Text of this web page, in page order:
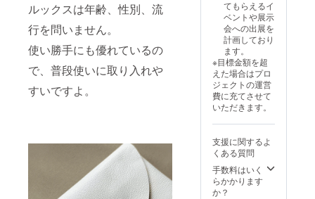
ルックスは年齢、性別、流
行を問いません。
使い勝手にも優れているの
で、普段使いに取り入れや
すいですよ。
ステル
10% ※
基本的
に追跡
可能な
メール
便での
発送と
なりま
す。 ※
複数の
への発
送は出
来かね
ます。
量：1点
・サイ
ズ：約
縦39 ×
37.5cm
（持ち
手：約
70cm）
・素
材：ビ
ス
40%、
リネン
40%、
コット
てもらえるイ
ベントや展示
会への出展を
計画しており
ます。
※目標金額を超
えた場合はプロ
ジェクトの運営
費に充てさせて
いただきます。
支援に関するよ
くある質問
手数料はいく
らかかります
か？